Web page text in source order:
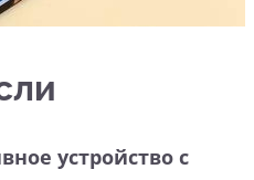
устройство с